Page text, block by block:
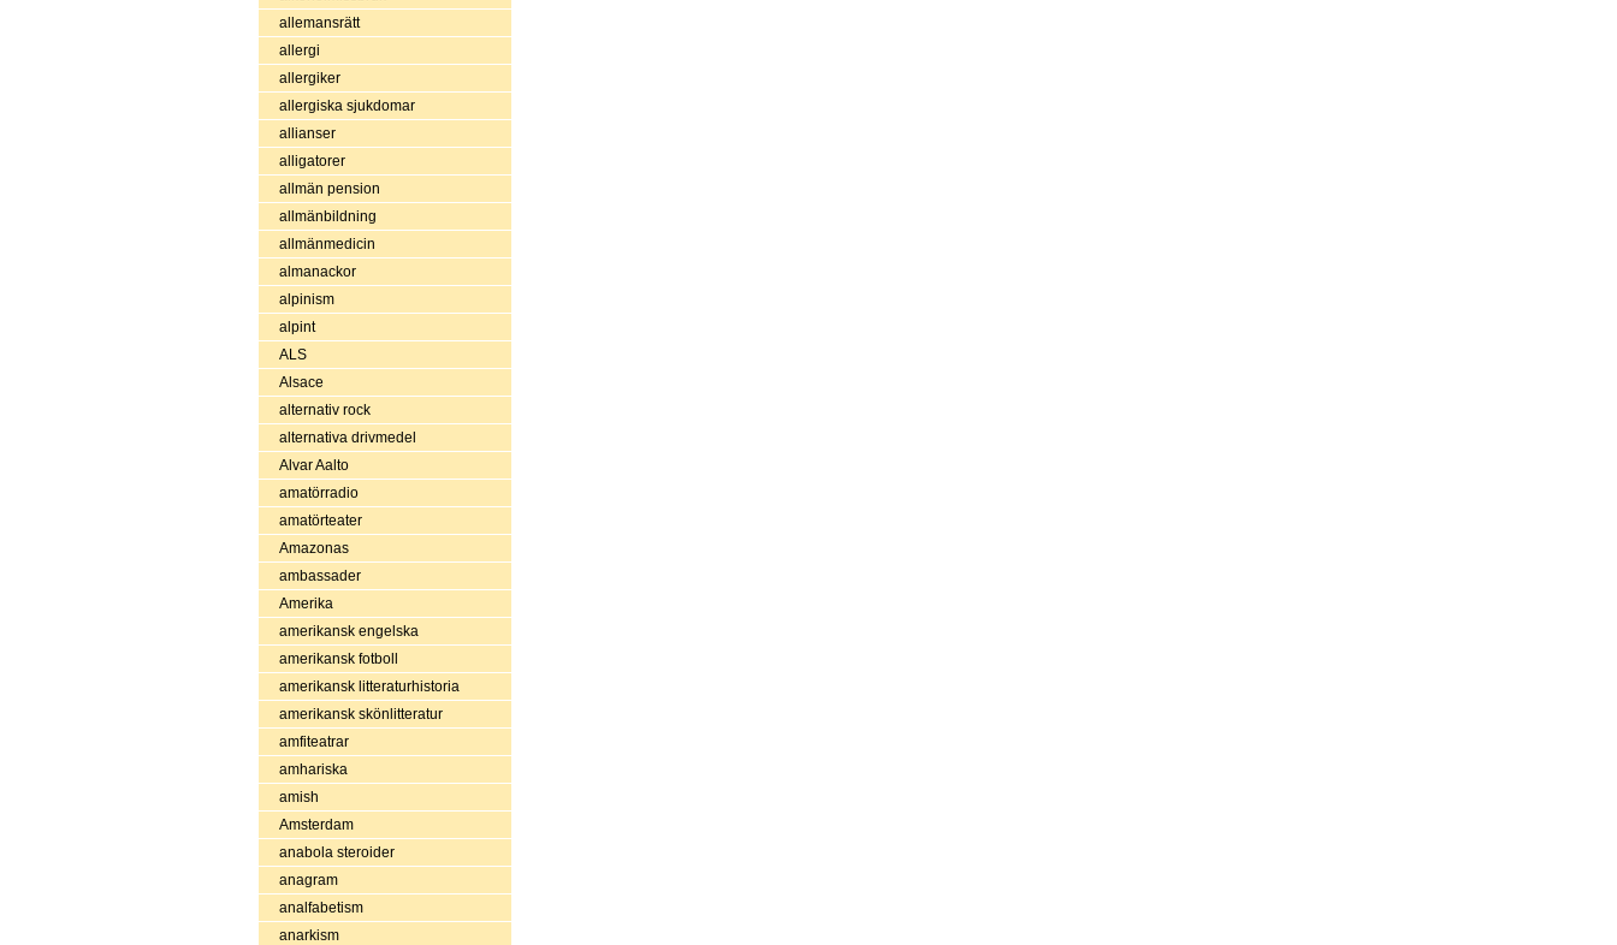
allemansrätt
allergi
allergiker
allergiska sjukdomar
allianser
alligatorer
allmän pension
allmänbildning
allmänmedicin
almanackor
alpinism
alpint
ALS
Alsace
alternativ rock
alternativa drivmedel
Alvar Aalto
amatörradio
amatörteater
Amazonas
ambassader
Amerika
amerikansk engelska
amerikansk fotboll
amerikansk litteraturhistoria
amerikansk skönlitteratur
amfiteatrar
amhariska
amish
Amsterdam
anabola steroider
anagram
analfabetism
anarkism